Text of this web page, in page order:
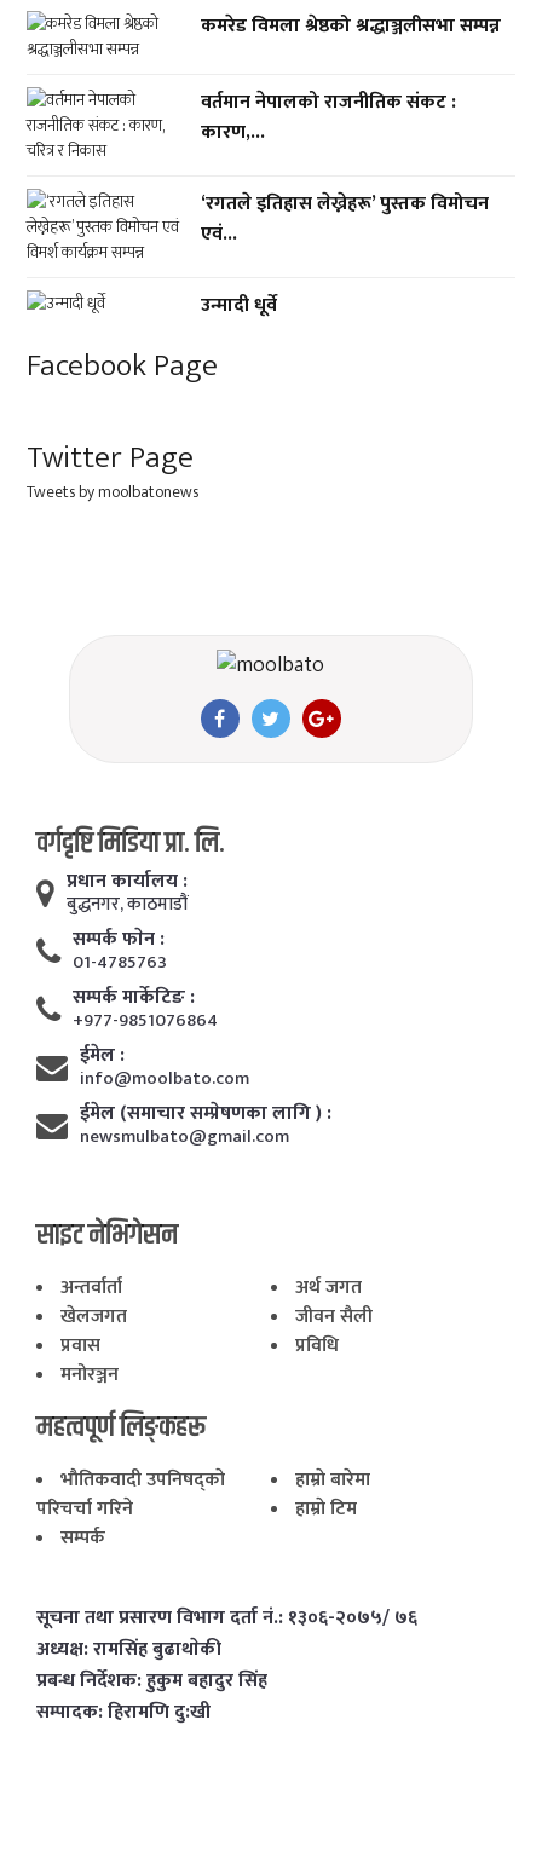
कमरेड विमला श्रेष्ठको श्रद्धाञ्जलीसभा सम्पन्न
वर्तमान नेपालको राजनीतिक संकट :
कारण,...
‘रगतले इतिहास लेख्नेहरू’ पुस्तक विमोचन
एवं...
उन्मादी धूर्वे
Facebook Page
Twitter Page
Tweets by moolbatonews
वर्गदृष्टि मिडिया प्रा. लि.
प्रधान कार्यालय :
बुद्धनगर, काठमाडाैं
सम्पर्क फाेन :
01-4785763
सम्पर्क मार्केटिङ :
+977-9851076864
ईमेल :
info@moolbato.com
ईमेल (समाचार सम्प्रेषणका लागि ) :
newsmulbato@gmail.com
साइट नेभिगेसन
अन्तर्वार्ता
अर्थ जगत
खेलजगत
जीवन सैली
प्रवास
प्रविधि
मनोरञ्जन
महत्वपूर्ण लिङ्कहरू
भाैतिकवादी उपनिषद्काे
परिचर्चा गरिने
हाम्राे बारेमा
हाम्राे टिम
सम्पर्क
सूचना तथा प्रसारण विभाग दर्ता नं.: १३०६-२०७५/ ७६
अध्यक्ष: रामसिंह बुढाथाेकी
प्रबन्ध निर्देशक: हुकुम बहादुर सिंह
सम्पादक: हिरामणि दु:खी